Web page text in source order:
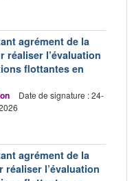
agrément de la
réaliser l’évaluation
flottantes en
Date de signature : 24-
agrément de la
réaliser l’évaluation